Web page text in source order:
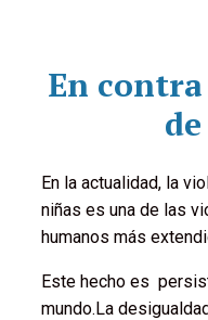
En
En la actualidad, la
niñas es una de las
humanos más
Este hecho es
mundo.La